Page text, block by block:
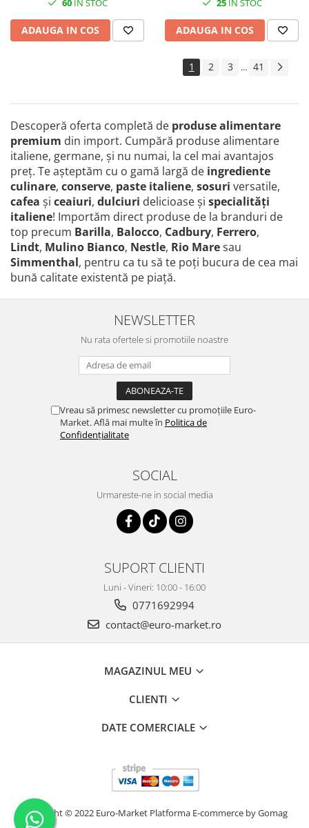
60IN STOC
ADAUGA IN COS
25IN STOC
ADAUGA IN COS
1 2 3 ... 41
Descoperă oferta completă de produse alimentare
premium din import. Cumpără produse alimentare
italiene, germane, și nu numai, la cel mai avantajos
preţ. Te așteptăm cu o gamă largă de ingrediente
culinare, conserve, paste italiene, sosuri versatile,
cafea și ceaiuri, dulciuri delicioase și specialităţi
italiene! Importăm direct produse de la branduri de
top precum Barilla, Balocco, Cadbury, Ferrero,
Lindt, Mulino Bianco, Nestle, Rio Maresau
Simmenthal, pentru ca tu să te poţi bucura de cea mai
bună calitate existentă pe piaţă.
NEWSLETTER
Nu rata ofertele si promotiile noastre
Vreau să primesc newsletter cu promoțiile Euro-
Market. Află mai multe în Politica de
Confidențialitate
SOCIAL
Urmareste-ne in social media
SUPORT CLIENTI
Luni - Vineri: 10:00 - 16:00
0771692994
contact@euro-market.ro
MAGAZINUL MEU
CLIENTI
DATE COMERCIALE
Copyright © 2022 Euro-Market Platforma E-commerce by Gomag